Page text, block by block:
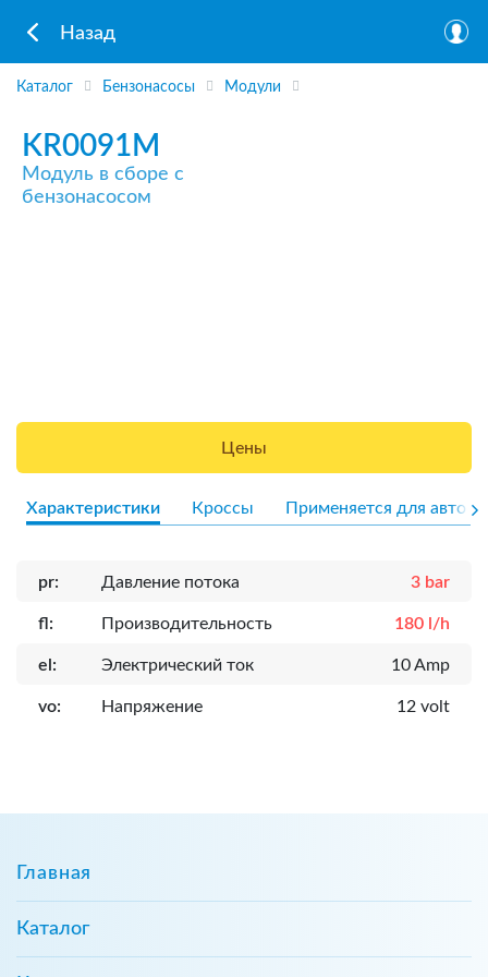
Назад
Каталог Бензонасосы Модули
KR0091M
Модуль в сборе с
бензонасосом
Цены
Характеристики Кроссы Применяется для авто
pr: Давление потока 3 bar
fl: Производительность 180 l/h
el: Электрический ток 10 Amp
vo: Напряжение 12 volt
Главная
Каталог